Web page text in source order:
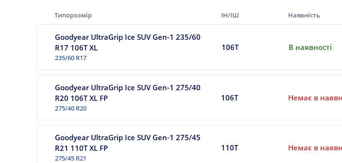
Типорозмір ІН/ІШ Наявність
Goodyear UltraGrip Ice SUV Gen-1 235/60
R17 106T XL
235/60 R17
106T В наявності
Goodyear UltraGrip Ice SUV Gen-1 275/40
R20 106T XL FP
275/40 R20
106T Немає в
Goodyear UltraGrip Ice SUV Gen-1 275/45
R21 110T XL FP
275/45 R21
110T Немає в